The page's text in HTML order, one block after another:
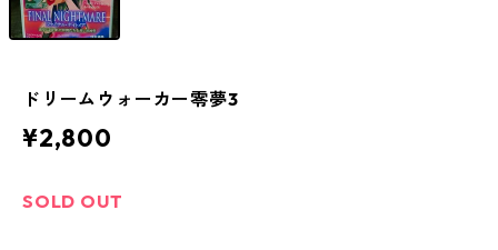
ドリームウォーカー零夢3
¥2,800
SOLD OUT